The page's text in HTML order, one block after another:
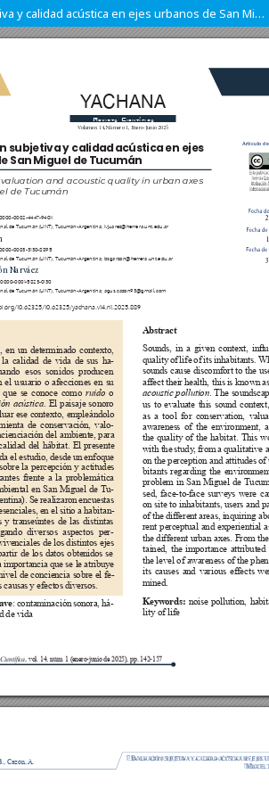
Evaluación subjetiva y calidad acústica en ejes urbanos de San Miguel de Tucumán